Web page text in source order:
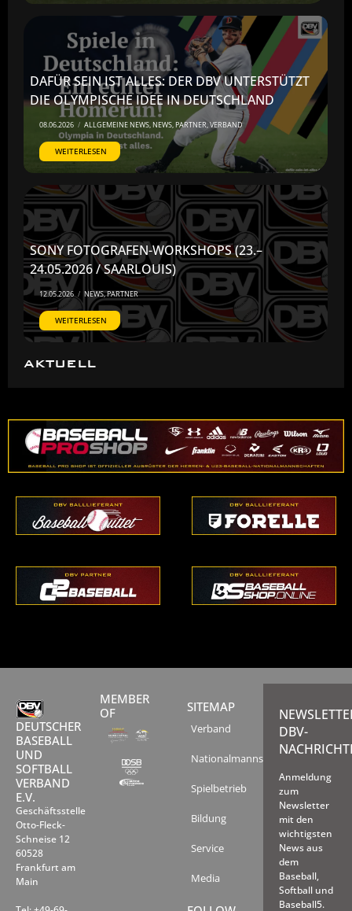
AKTUELL
DAFÜR SEIN IST ALLES: DER DBV UNTERSTÜTZT
DIE OLYMPISCHE IDEE IN DEUTSCHLAND
08.06.2026 / ALLGEMEINE NEWS,NEWS,PARTNER,VERBAND
WEITERLESEN
SONY FOTOGRAFEN-WORKSHOPS (23.–
24.05.2026 / SAARLOUIS)
12.05.2026 / NEWS,PARTNER
WEITERLESEN
DEUTSCHER
BASEBALL
UND
SOFTBALL
VERBAND
E.V.
Geschäftsstelle
Otto-Fleck-
Schneise 12
60528
Frankfurt am
Main
MEMBER
OF
SITEMAP
Verband
Nationalmannschaften
Spielbetrieb
Bildung
Service
Media
DBV-
Anmeldung
zum
Newsletter
mit den
wichtigsten
News aus
dem
Baseball,
Softball und
Baseball5.